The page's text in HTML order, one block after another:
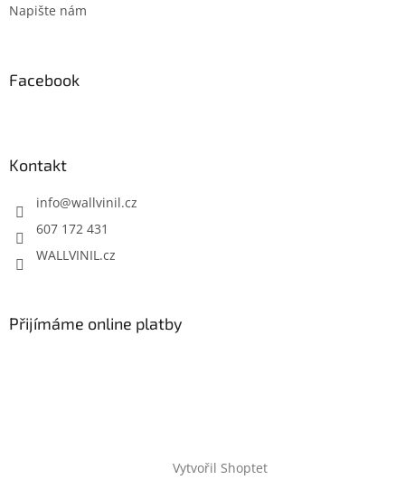
Napište nám
Facebook
Kontakt
info@wallvinil.cz
607 172 431
WALLVINIL.cz
Přijímáme online platby
Vytvořil Shoptet